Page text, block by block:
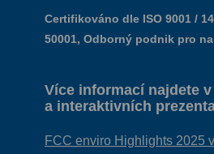
Certifikováno dle ISO 9001 /
50001, Odborný podnik pro
Více informací najdete
a interaktivních
FCC enviro Highlights 2025